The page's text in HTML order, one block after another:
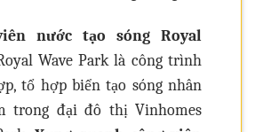
nước tạo sóng Royal
Wave Park là công trình
tổ hợp biển tạo sóng nhân
trong đại đô thị Vinhomes